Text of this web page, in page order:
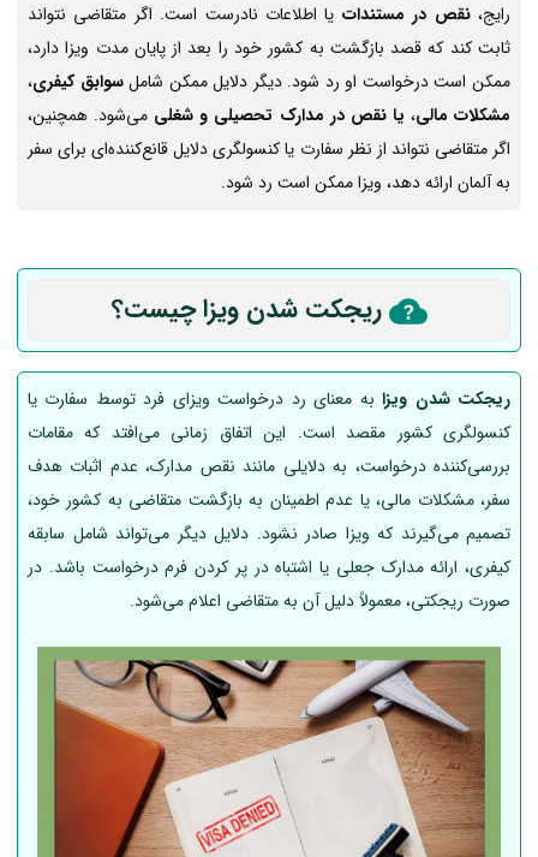
رایج،نقص در مستندات یا اطلاعات نادرست است. اگر متقاضی نتواند
ثابت کند که قصد بازگشت به کشور خود را بعد از پایان مدت ویزا دارد،
ممکن است درخواست او رد شود. دیگر دلایل ممکن شاملسوابق کیفری،
مشکلات مالی، یا نقص در مدارک تحصیلی و شغلی می‌شود. همچنین،
اگر متقاضی نتواند از نظر سفارت یا کنسولگری دلایل قانع‌کننده‌ای برای سفر
به آلمان ارائه دهد، ویزا ممکن است رد شود.
ریجکت شدن ویزا چیست؟
ریجکت شدن ویزابه معنای رد درخواست ویزای فرد توسط سفارت یا
کنسولگری کشور مقصد است. این اتفاق زمانی می‌افتد که مقامات
بررسی‌کننده درخواست، به دلایلی مانند نقص مدارک، عدم اثبات هدف
سفر، مشکلات مالی، یا عدم اطمینان به بازگشت متقاضی به کشور خود،
تصمیم می‌گیرند که ویزا صادر نشود. دلایل دیگر می‌تواند شامل سابقه
کیفری، ارائه مدارک جعلی یا اشتباه در پر کردن فرم درخواست باشد. در
صورت ریجکتی، معمولاً دلیل آن به متقاضی اعلام می‌شود.